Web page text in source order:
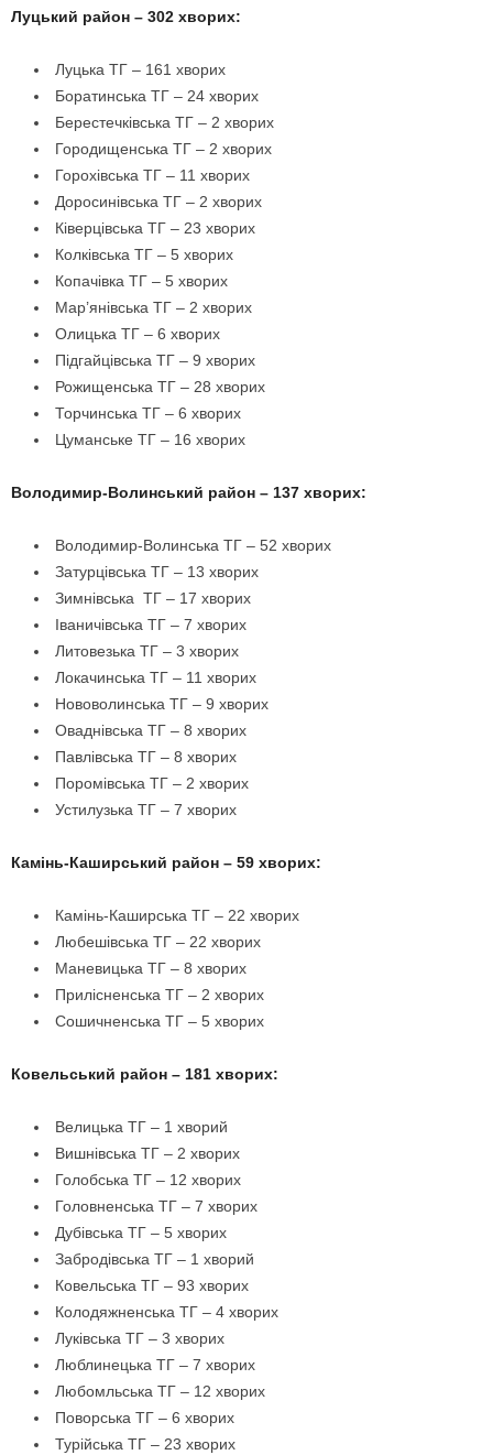
Луцький район – 302 хворих:
Луцька ТГ – 161 хворих
Боратинська ТГ – 24 хворих
Берестечківська ТГ – 2 хворих
Городищенська ТГ – 2 хворих
Горохівська ТГ – 11 хворих
Доросинівська ТГ – 2 хворих
Ківерцівська ТГ – 23 хворих
Колківська ТГ – 5 хворих
Копачівка ТГ – 5 хворих
Мар’янівська ТГ – 2 хворих
Олицька ТГ – 6 хворих
Підгайцівська ТГ – 9 хворих
Рожищенська ТГ – 28 хворих
Торчинська ТГ – 6 хворих
Цуманське ТГ – 16 хворих
Володимир-Волинський район – 137 хворих:
Володимир-Волинська ТГ – 52 хворих
Затурцівська ТГ – 13 хворих
Зимнівська ТГ – 17 хворих
Іваничівська ТГ – 7 хворих
Литовезька ТГ – 3 хворих
Локачинська ТГ – 11 хворих
Нововолинська ТГ – 9 хворих
Оваднівська ТГ – 8 хворих
Павлівська ТГ – 8 хворих
Поромівська ТГ – 2 хворих
Устилузька ТГ – 7 хворих
Камінь-Каширський район – 59 хворих:
Камінь-Каширська ТГ – 22 хворих
Любешівська ТГ – 22 хворих
Маневицька ТГ – 8 хворих
Прилісненська ТГ – 2 хворих
Сошичненська ТГ – 5 хворих
Ковельський район – 181 хворих:
Велицька ТГ – 1 хворий
Вишнівська ТГ – 2 хворих
Голобська ТГ – 12 хворих
Головненська ТГ – 7 хворих
Дубівська ТГ – 5 хворих
Забродівська ТГ – 1 хворий
Ковельська ТГ – 93 хворих
Колодяжненська ТГ – 4 хворих
Луківська ТГ – 3 хворих
Люблинецька ТГ – 7 хворих
Любомльська ТГ – 12 хворих
Поворська ТГ – 6 хворих
Турійська ТГ – 23 хворих